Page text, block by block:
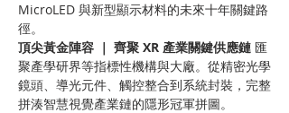
MicroLED 與新型顯示材料的未來十年關鍵路
徑。
頂尖黃金陣容 ｜ 齊聚 XR 產業關鍵供應鏈 匯
聚產學研界等指標性機構與大廠。從精密光學
鏡頭、導光元件、觸控整合到系統封裝，完整
拼湊智慧視覺產業鏈的隱形冠軍拼圖。